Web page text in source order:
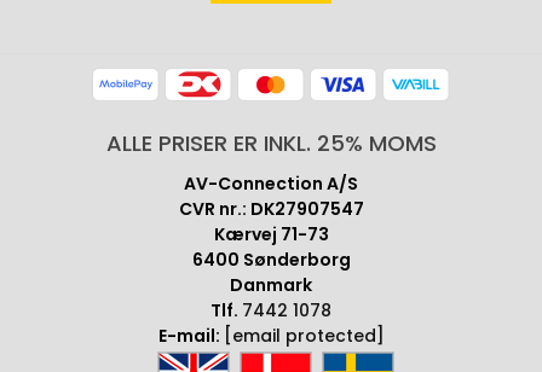
ALLE PRISER ER INKL. 25% MOMS
AV-Connection A/S
CVR nr.: DK27907547
Kærvej 71-73
6400 Sønderborg
Danmark
Tlf. 7442 1078
E-mail: [email protected]